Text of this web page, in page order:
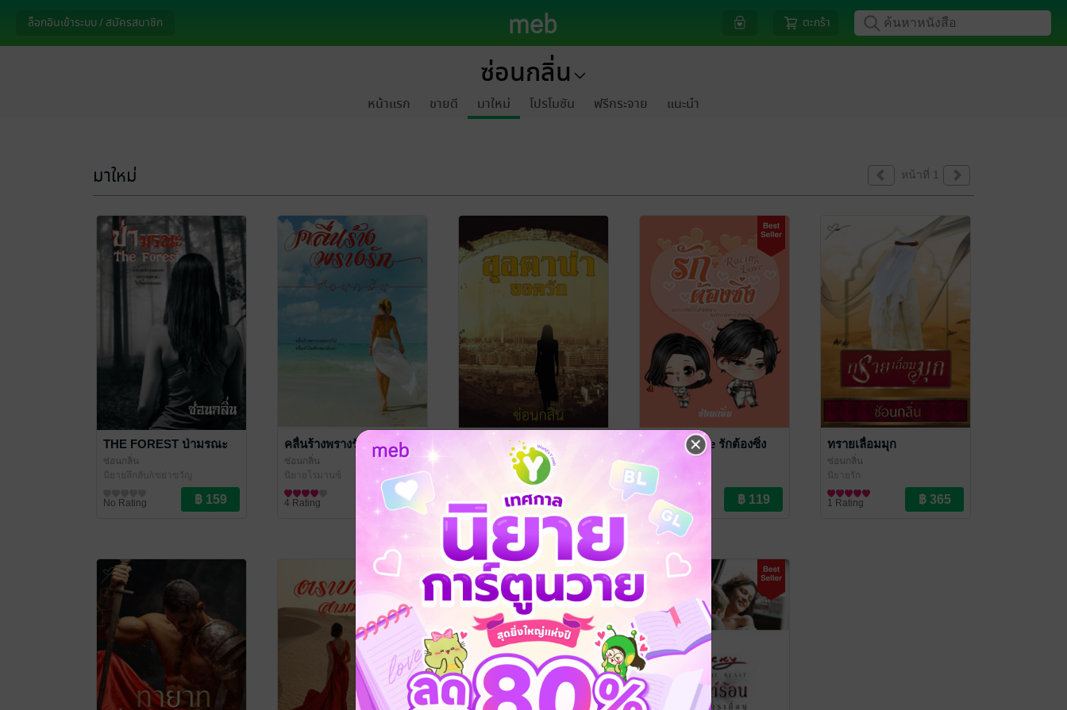
ล็อกอินเข้าระบบ / สมัครสมาชิก ตะกร้า
ซ่อนกลิ่น
หน้าแรก ขายดี มาใหม่ โปรโมชัน ฟรีกระจาย แนะนำ
มาใหม่ หน้าที่ 1
THE FOREST ป่ามรณะ
ซ่อนกลิ่น
นิยายลึกลับ/เขย่าขวัญ
No Rating
คลื่นร้างพรางรัก
ซ่อนกลิ่น
นิยายโรมานซ์
4 Rating
สุลตาน่ายอดรัก
นิยายโรมานซ์
6 Rating
Racing Love รักต้องซิ่ง
นิยายโรมานซ์
33 Rating
ทรายเลื่อมมุก
ซ่อนกลิ่น
นิยายรัก
1 Rating